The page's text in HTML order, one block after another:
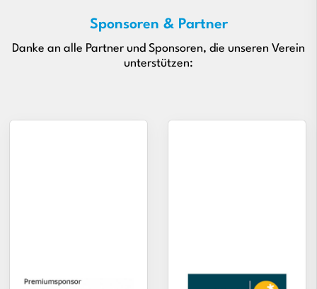
Sponsoren & Partner
Danke an alle Partner und Sponsoren, die unseren Verein
unterstützen: